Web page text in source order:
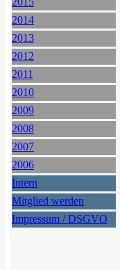
2014
2013
2012
2011
2010
2009
2008
2007
2006
Intern
Mitglied werden
Impressum / DSGVO